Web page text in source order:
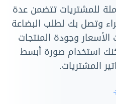
للمشتريات تتضمن عدة
وتصل بك لطلب البضاعة
وجودة المنتجات
استخدام صورة أبسط
المشتريات.